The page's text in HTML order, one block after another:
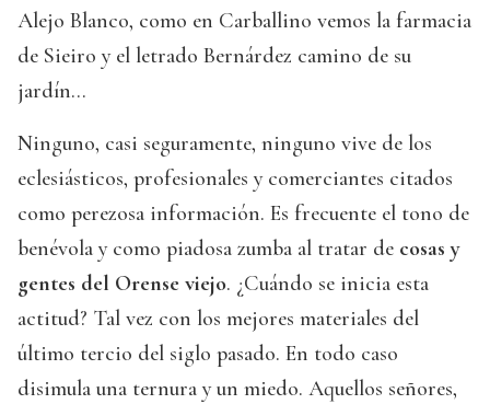
Alejo Blanco, como en Carballino vemos la farmacia
de Sieiro y el letrado Bernárdez camino de su
jardín...
Ninguno, casi seguramente, ninguno vive de los
eclesiásticos, profesionales y comerciantes citados
como perezosa información. Es frecuente el tono de
benévola y como piadosa zumba al tratar de cosas y
gentes del Orense viejo. ¿Cuándo se inicia esta
actitud? Tal vez con los mejores materiales del
último tercio del siglo pasado. En todo caso
disimula una ternura y un miedo. Aquellos señores,